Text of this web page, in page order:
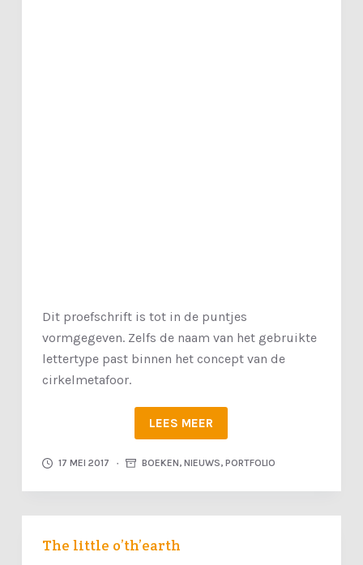
Dit proefschrift is tot in de puntjes
vormgegeven. Zelfs de naam van het gebruikte
lettertype past binnen het concept van de
cirkelmetafoor.
LEES MEER
17 MEI 2017 BOEKEN, NIEUWS, PORTFOLIO
The little o’th’earth